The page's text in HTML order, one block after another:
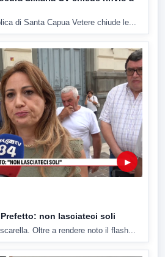
di Santa Capua Vetere chiude le...
▶
non lasciateci soli
Oltre a rendere noto il flash...